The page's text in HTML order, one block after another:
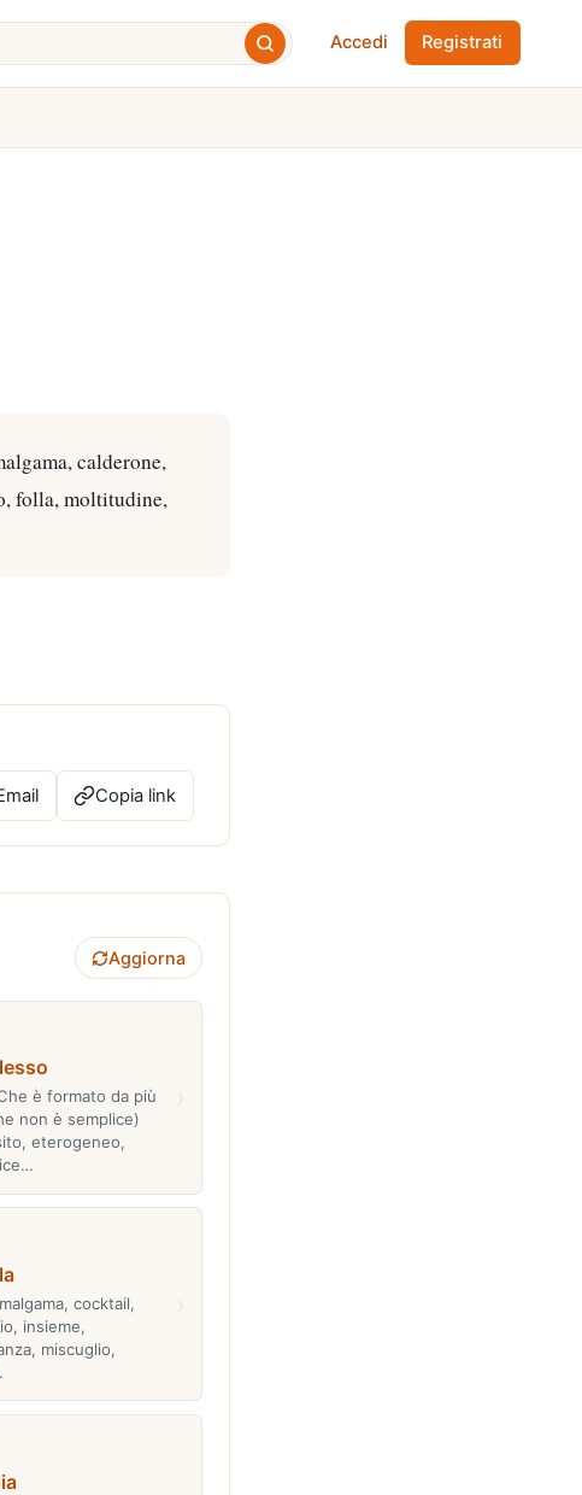
Accedi Registrati
calderone,
folla, moltitudine,
Copia link
Aggiorna
è formato da più
non è semplice)
eterogeneo,
cocktail,
insieme,
miscuglio,